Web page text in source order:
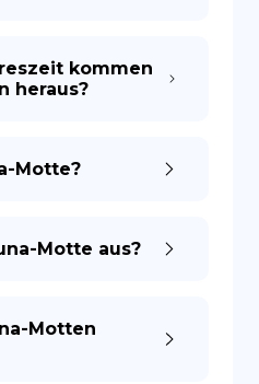
kommen
heraus?
Motte?
Motte aus?
Motten